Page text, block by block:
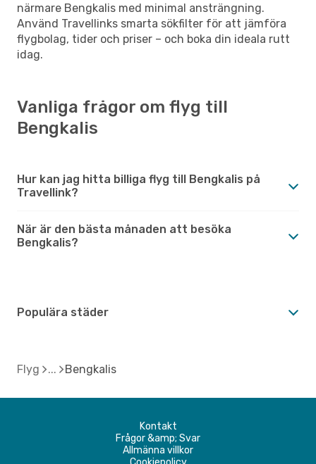
närmare Bengkalis med minimal ansträngning.
Använd Travellinks smarta sökfilter för att jämföra
flygbolag, tider och priser – och boka din ideala rutt
idag.
Vanliga frågor om flyg till
Bengkalis
Hur kan jag hitta billiga flyg till Bengkalis på
Travellink?
När är den bästa månaden att besöka
Bengkalis?
Populära städer
Flyg Bengkalis
Kontakt
Frågor &amp; Svar
Allmänna villkor